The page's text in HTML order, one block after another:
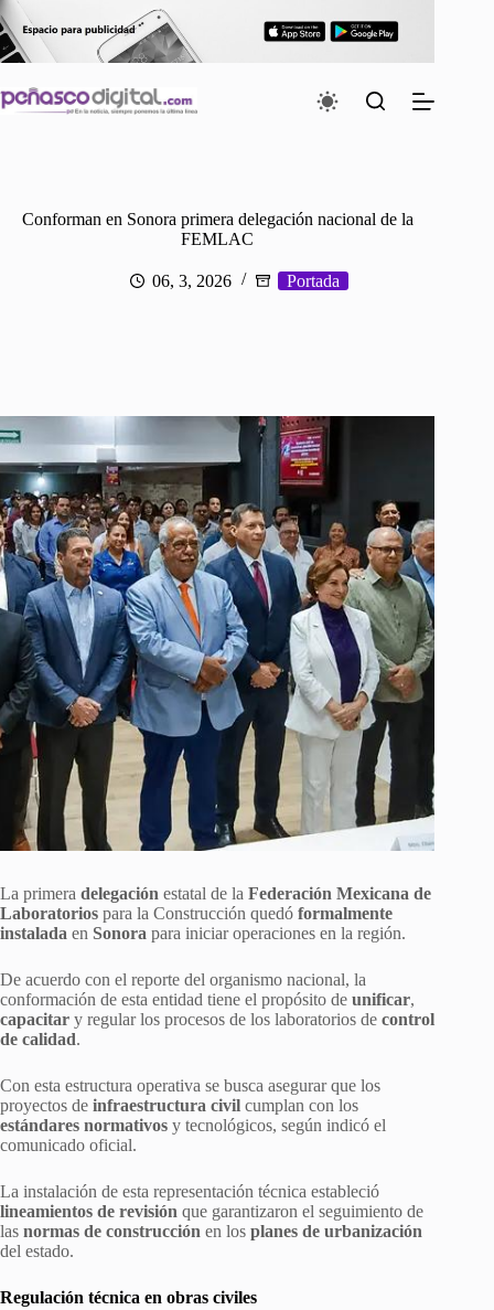
Saltar
al
contenido
Conforman en Sonora primera delegación nacional de la
FEMLAC
06, 3, 2026 Portada
La primera delegación estatal de la Federación Mexicana de
Laboratorios para la Construcción quedó formalmente
instalada en Sonora para iniciar operaciones en la región.
De acuerdo con el reporte del organismo nacional, la
conformación de esta entidad tiene el propósito de unificar,
capacitar y regular los procesos de los laboratorios de control
de calidad.
Con esta estructura operativa se busca asegurar que los
proyectos de infraestructura civil cumplan con los
estándares normativos y tecnológicos, según indicó el
comunicado oficial.
La instalación de esta representación técnica estableció
lineamientos de revisión que garantizaron el seguimiento de
las normas de construcción en los planes de urbanización
del estado.
Regulación técnica en obras civiles